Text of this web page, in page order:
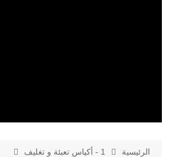
الرئيسية
1 - أكياس تعبئة و تغليف